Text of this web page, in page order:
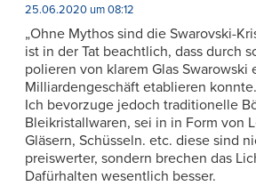
25.06.2020 um 08:12
„Ohne Mythos sind die Swarovski-
ist in der Tat beachtlich, dass durch
polieren von klarem Glas Swarowski
Milliardengeschäft etablieren konnte.
Ich bevorzuge jedoch traditionelle
Bleikristallwaren, sei in in Form von
Gläsern, Schüsseln. etc. diese sind
preiswerter, sondern brechen das
Dafürhalten wesentlich besser.